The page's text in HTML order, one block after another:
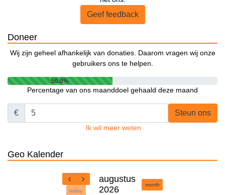
Geef feedback
Doneer
Wij zijn geheel afhankelijk van donaties. Daarom vragen wij onze
gebruikers ons te helpen.
50.0%
Percentage van ons maanddoel gehaald deze maand
€ Steun ons
Ik wil meer weten
Geo Kalender
today
augustus
2026
month